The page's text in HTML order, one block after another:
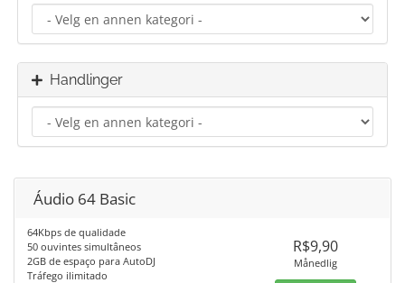
Handlinger
Áudio 64 Basic
64Kbps de qualidade
50 ouvintes simultâneos
2GB de espaço para AutoDJ
Tráfego ilimitado
R$9,90
Månedlig